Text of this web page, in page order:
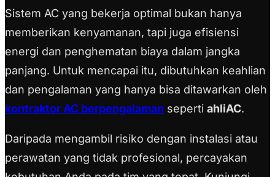
Sistem AC yang bekerja optimal bukan hanya
memberikan kenyamanan, tapi juga efisiensi
energi dan penghematan biaya dalam jangka
panjang. Untuk mencapai itu, dibutuhkan keahlian
dan pengalaman yang hanya bisa ditawarkan oleh
kontraktor AC berpengalaman seperti ahliAC.
Daripada mengambil risiko dengan instalasi atau
perawatan yang tidak profesional, percayakan